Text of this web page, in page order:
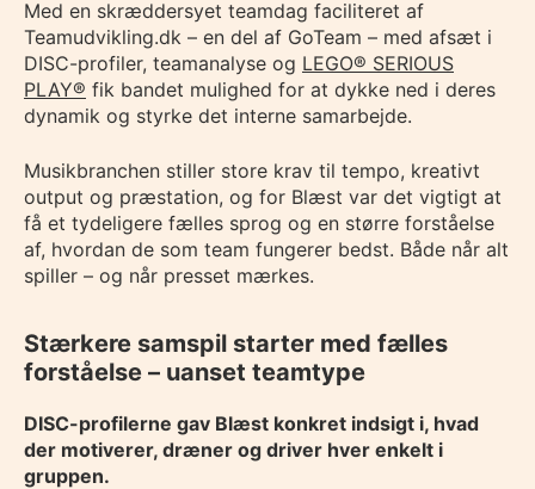
Med en skræddersyet teamdag faciliteret af
Teamudvikling.dk – en del af GoTeam – med afsæt i
DISC-profiler, teamanalyse og LEGO® SERIOUS
PLAY® fik bandet mulighed for at dykke ned i deres
dynamik og styrke det interne samarbejde.
Musikbranchen stiller store krav til tempo, kreativt
output og præstation, og for Blæst var det vigtigt at
få et tydeligere fælles sprog og en større forståelse
af, hvordan de som team fungerer bedst. Både når alt
spiller – og når presset mærkes.
Stærkere samspil starter med fælles
forståelse – uanset teamtype
DISC-profilerne gav Blæst konkret indsigt i, hvad
der motiverer, dræner og driver hver enkelt i
gruppen.